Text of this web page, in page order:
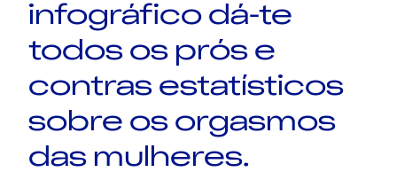
infográfico dá-te
todos os prós e
contras estatísticos
sobre os orgasmos
das mulheres.